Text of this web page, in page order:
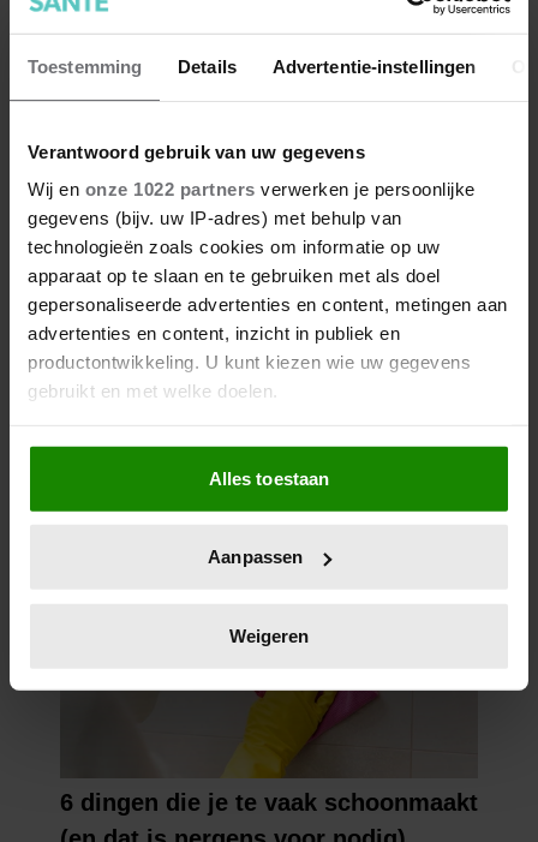
Toestemming Details Advertentie-instellingen
Verantwoord gebruik van uw gegevens
Wij en onze 1022 partners verwerken je persoonlijke
gegevens (bijv. uw IP-adres) met behulp van
technologieën zoals cookies om informatie op uw
apparaat op te slaan en te gebruiken met als doel
gepersonaliseerde advertenties en content, metingen aan
advertenties en content, inzicht in publiek en
productontwikkeling. U kunt kiezen wie uw gegevens
gebruikt en met welke doelen.
Als u het toestaat, willen we ook graag:
Informatie verzamelen over uw geografische
locatie, die tot een paar meter nauwkeurig kan zijn
scannen op specifieke eigenschappen (fingerprinting)
verwerkt en stel uw voorkeuren in het
intrekken in de Cookieverklaring.
personaliseren, om functies voor social media te bieden
en om ons websiteverkeer te analyseren. Ook delen we
informatie over uw gebruik van onze site met onze
Alles toestaan
Aanpassen
Weigeren